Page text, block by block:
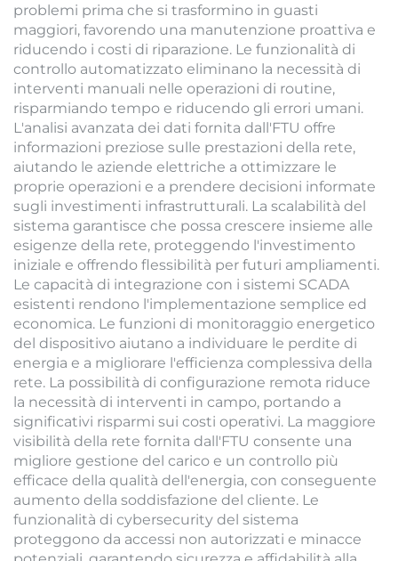
problemi prima che si trasformino in guasti
maggiori, favorendo una manutenzione proattiva e
riducendo i costi di riparazione. Le funzionalità di
controllo automatizzato eliminano la necessità di
interventi manuali nelle operazioni di routine,
risparmiando tempo e riducendo gli errori umani.
L'analisi avanzata dei dati fornita dall'FTU offre
informazioni preziose sulle prestazioni della rete,
aiutando le aziende elettriche a ottimizzare le
proprie operazioni e a prendere decisioni informate
sugli investimenti infrastrutturali. La scalabilità del
sistema garantisce che possa crescere insieme alle
esigenze della rete, proteggendo l'investimento
iniziale e offrendo flessibilità per futuri ampliamenti.
Le capacità di integrazione con i sistemi SCADA
esistenti rendono l'implementazione semplice ed
economica. Le funzioni di monitoraggio energetico
del dispositivo aiutano a individuare le perdite di
energia e a migliorare l'efficienza complessiva della
rete. La possibilità di configurazione remota riduce
la necessità di interventi in campo, portando a
significativi risparmi sui costi operativi. La maggiore
visibilità della rete fornita dall'FTU consente una
migliore gestione del carico e un controllo più
efficace della qualità dell'energia, con conseguente
aumento della soddisfazione del cliente. Le
funzionalità di cybersecurity del sistema
proteggono da accessi non autorizzati e minacce